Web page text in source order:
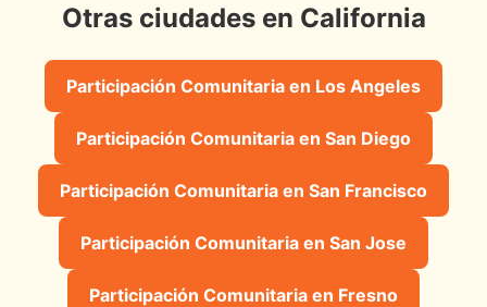
Otras ciudades en California
Participación Comunitaria en Los Angeles
Participación Comunitaria en San Diego
Participación Comunitaria en San Francisco
Participación Comunitaria en San Jose
Participación Comunitaria en Fresno